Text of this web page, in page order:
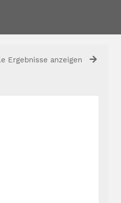
Ergebnisse anzeigen